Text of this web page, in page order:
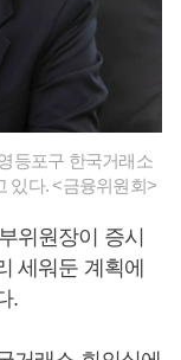
등포구 한국거래소
있다. <금융위원회>
위원장이 증시
세워둔 계획에
.